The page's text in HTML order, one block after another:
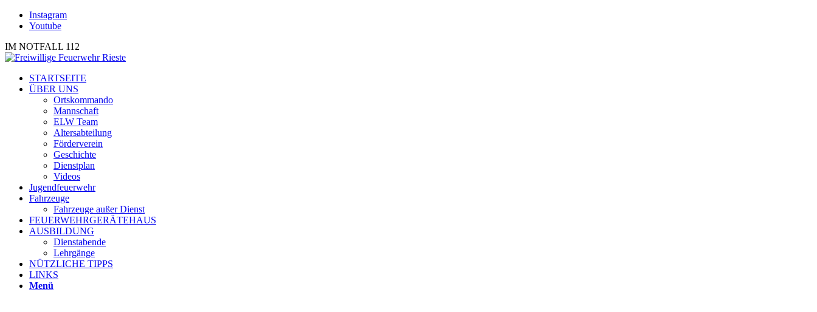
Instagram
Youtube
IM NOTFALL 112
STARTSEITE
ÜBER UNS
Ortskommando
Mannschaft
ELW Team
Altersabteilung
Förderverein
Geschichte
Dienstplan
Videos
Jugendfeuerwehr
Fahrzeuge
Fahrzeuge außer Dienst
FEUERWEHRGERÄTEHAUS
AUSBILDUNG
Dienstabende
Lehrgänge
NÜTZLICHE TIPPS
LINKS
Menü